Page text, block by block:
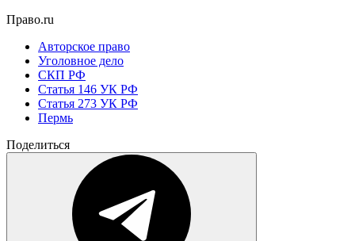
Право.ru
Авторское право
Уголовное дело
СКП РФ
Статья 146 УК РФ
Статья 273 УК РФ
Пермь
Поделиться